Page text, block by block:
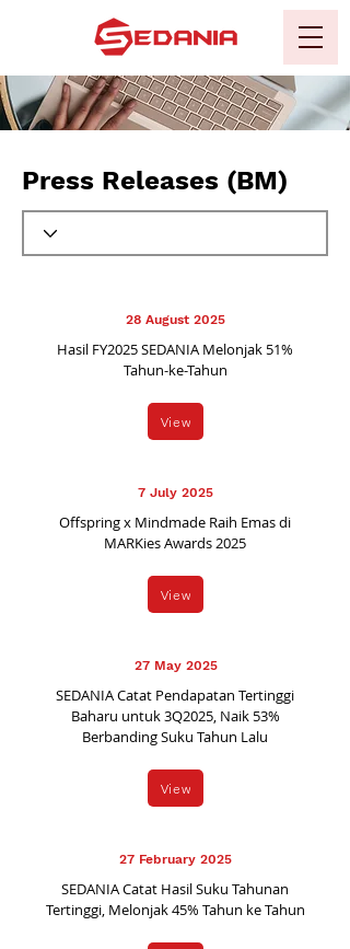
Press Releases (BM)
28 August 2025
Hasil FY2025 SEDANIA Melonjak 51%
Tahun-ke-Tahun
View
7 July 2025
Offspring x Mindmade Raih Emas di
MARKies Awards 2025
View
27 May 2025
SEDANIA Catat Pendapatan Tertinggi
Baharu untuk 3Q2025, Naik 53%
Berbanding Suku Tahun Lalu
View
27 February 2025
SEDANIA Catat Hasil Suku Tahunan
Tertinggi, Melonjak 45% Tahun ke Tahun